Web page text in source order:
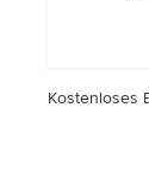
Kostenloses